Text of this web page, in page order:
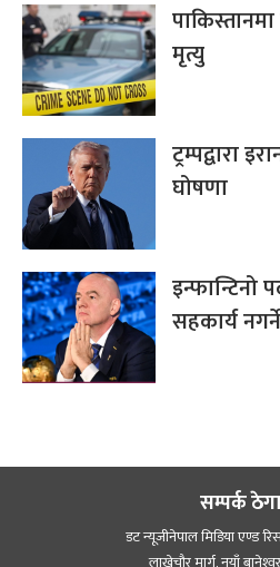
मृत्यु
ट्रम्पद्वारा
घोषणा
सहकार्य
सम्पर्क
डट न्यूजीनेपाल मिडिया एण्ड